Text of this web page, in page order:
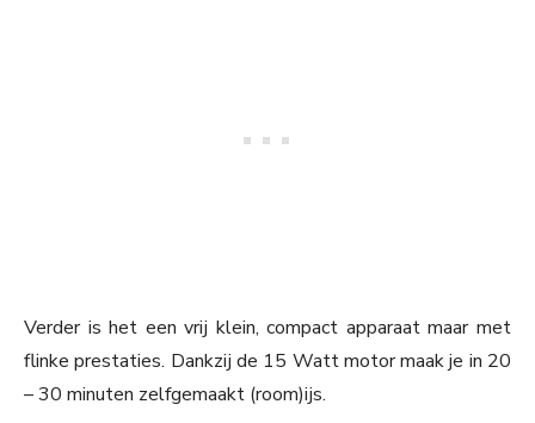
Verder is het een vrij klein, compact apparaat maar met
flinke prestaties. Dankzij de 15 Watt motor maak je in 20
– 30 minuten zelfgemaakt (room)ijs.